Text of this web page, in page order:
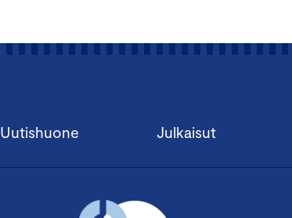
Uutishuone Julkaisut